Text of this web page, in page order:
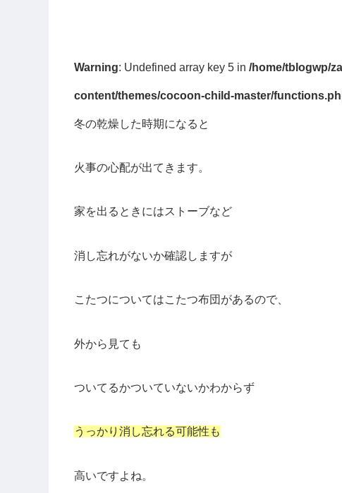
Warning: Undefined array key 5 in /home/tblogwp/
content/themes/cocoon-child-master/
冬の乾燥した時期になると
火事の心配が出てきます。
家を出るときにはストーブなど
消し忘れがないか確認しますが
こたつについてはこたつ布団があるので、
外から見ても
ついてるかついていないかわからず
うっかり消し忘れる可能性も
高いですよね。